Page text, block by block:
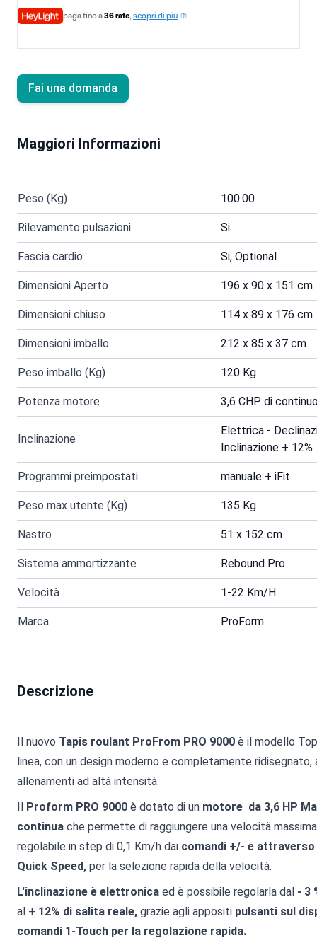
paga fino a36 rate, scopri di più
Fai una domanda
Maggiori Informazioni
Peso (Kg) 100.00
Rilevamento pulsazioni Si
Fascia cardio Si, Optional
Dimensioni Aperto 196 x 90 x 151 cm
Dimensioni chiuso 114 x 89 x 176 cm
Dimensioni imballo 212 x 85 x 37 cm
Peso imballo (Kg) 120 Kg
Potenza motore 3,6 CHP di
Inclinazione
Elettrica -
Inclinazione + 12%
Programmi preimpostati manuale + iFit
Peso max utente (Kg) 135 Kg
Nastro 51 x 152 cm
Sistema ammortizzante Rebound Pro
Velocità 1-22 Km/H
Marca ProForm
Descrizione
Il nuovo Tapis roulant ProFrom PRO 9000 è il modello
linea, con un design moderno e completamente
allenamenti ad altà intensità.
Proform PRO 9000 è dotato di un motore da 3,6 HP
continua che permette di raggiungere una velocità
regolabile in step di 0,1 Km/h dai comandi +/- e
Quick Speed, per la selezione rapida della velocità.
L'inclinazione è elettronica ed è possibile regolarla dal - 3
al + 12% di salita reale, grazie agli appositi pulsanti sul
comandi 1-Touch per la regolazione rapida.